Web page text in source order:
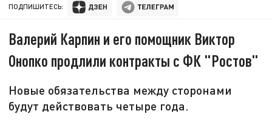
ПОДПИШИТЕСЬ:
Валерий Карпин и его помощник Виктор
Онопко продлили контракты с ФК "Ростов"
Новые обязательства между сторонами
будут действовать четыре года.